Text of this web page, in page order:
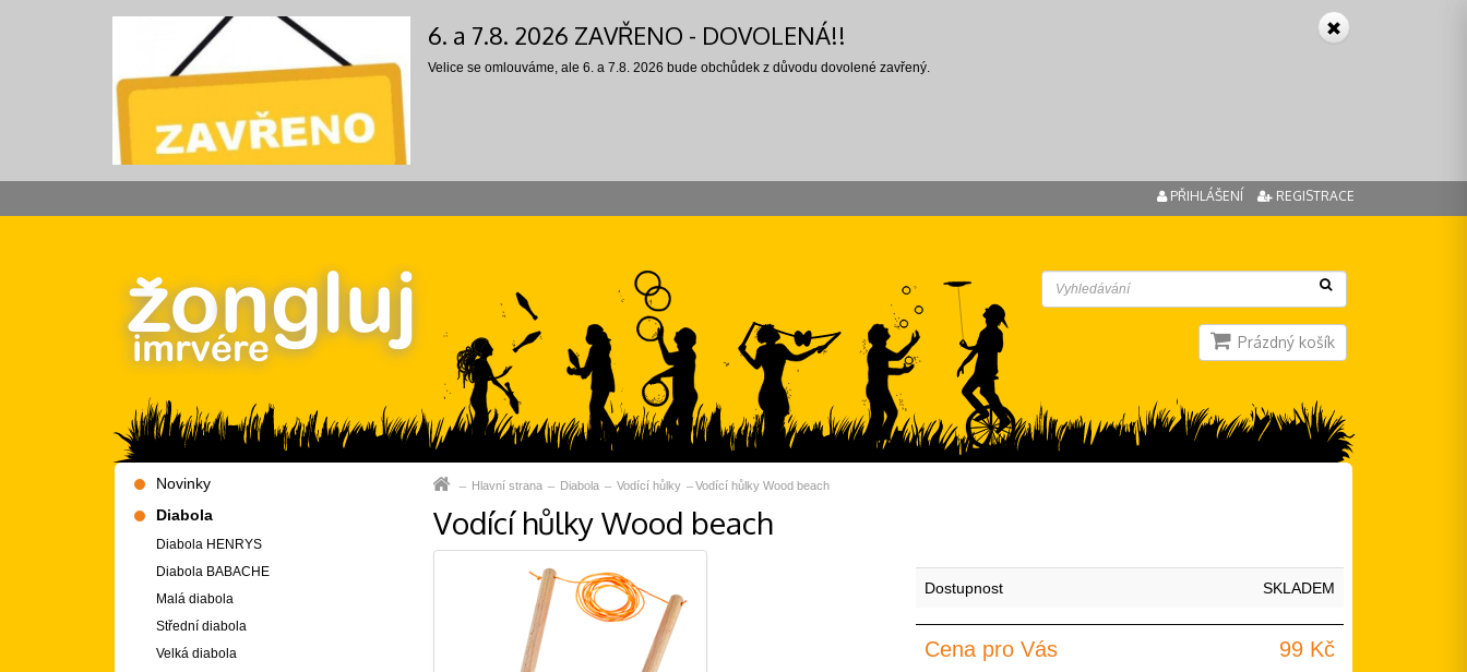
6. a 7.8. 2026 ZAVŘENO - DOVOLENÁ!!
Velice se omlouváme, ale 6. a 7.8. 2026 bude obchůdek z důvodu dovolené zavřený.
PŘIHLÁŠENÍ REGISTRACE
Prázdný košík
Hlavní strana Diabola Vodící hůlky Vodící hůlky Wood beach
Vodící hůlky Wood beach
Dostupnost SKLADEM
Cena pro Vás 99 Kč
Novinky
Diabola
Diabola HENRYS
Diabola BABACHE
Malá diabola
Střední diabola
Velká diabola